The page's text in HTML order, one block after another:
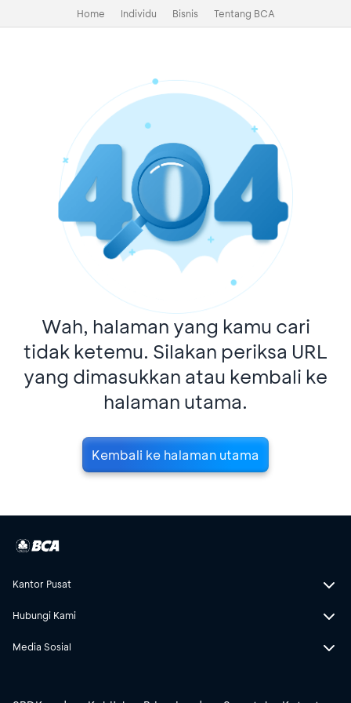
Home Individu Bisnis Tentang BCA
Wah, halaman yang kamu cari
tidak ketemu. Silakan periksa URL
yang dimasukkan atau kembali ke
halaman utama.
Kembali ke halaman utama
Kantor Pusat
Hubungi Kami
Media Sosial